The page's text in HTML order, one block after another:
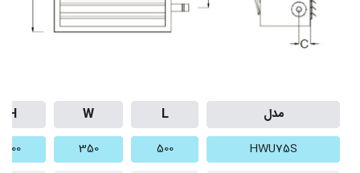
مدل L
W
H
HWU75S
500
350
500